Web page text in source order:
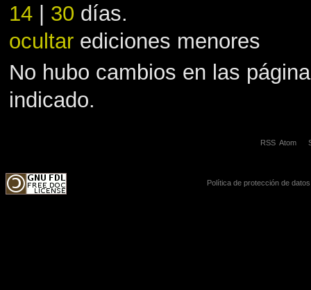
14| 30 días.
ocultarediciones menores
No hubo cambios en las
indicado.
RSS Atom
Política de protección de datos